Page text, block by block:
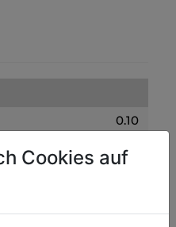
0.10
0.20
Cookies auf